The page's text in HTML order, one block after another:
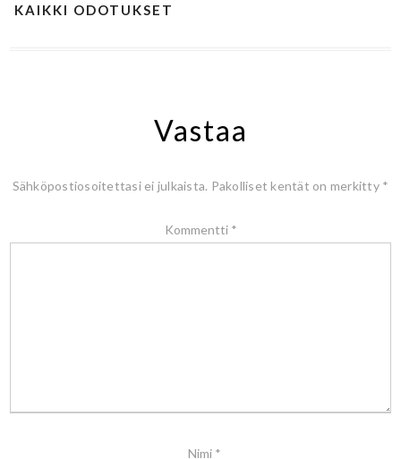
KAIKKI ODOTUKSET
Vastaa
Sähköpostiosoitettasi ei julkaista. Pakolliset kentät on merkitty *
Kommentti *
Nimi *